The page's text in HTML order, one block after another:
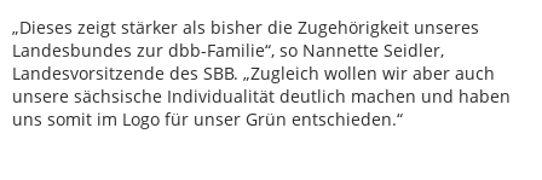
„Dieses zeigt stärker als bisher die Zugehörigkeit unseres
Landesbundes zur dbb-Familie“, so Nannette Seidler,
Landesvorsitzende des SBB. „Zugleich wollen wir aber auch
unsere sächsische Individualität deutlich machen und haben
uns somit im Logo für unser Grün entschieden.“